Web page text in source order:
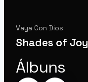
Vaya Con Dios
Shades of Joy
Álbuns